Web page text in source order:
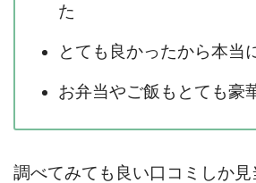
た
とても良かったから本当
お弁当やご飯もとても豪
調べてみても良い口コミしか